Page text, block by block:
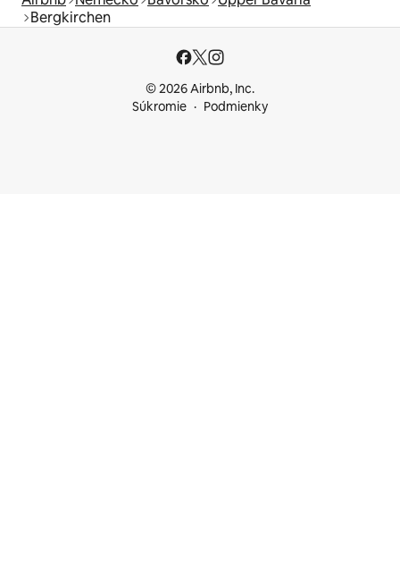
Bergkirchen
© 2026 Airbnb, Inc.
Súkromie
Podmienky